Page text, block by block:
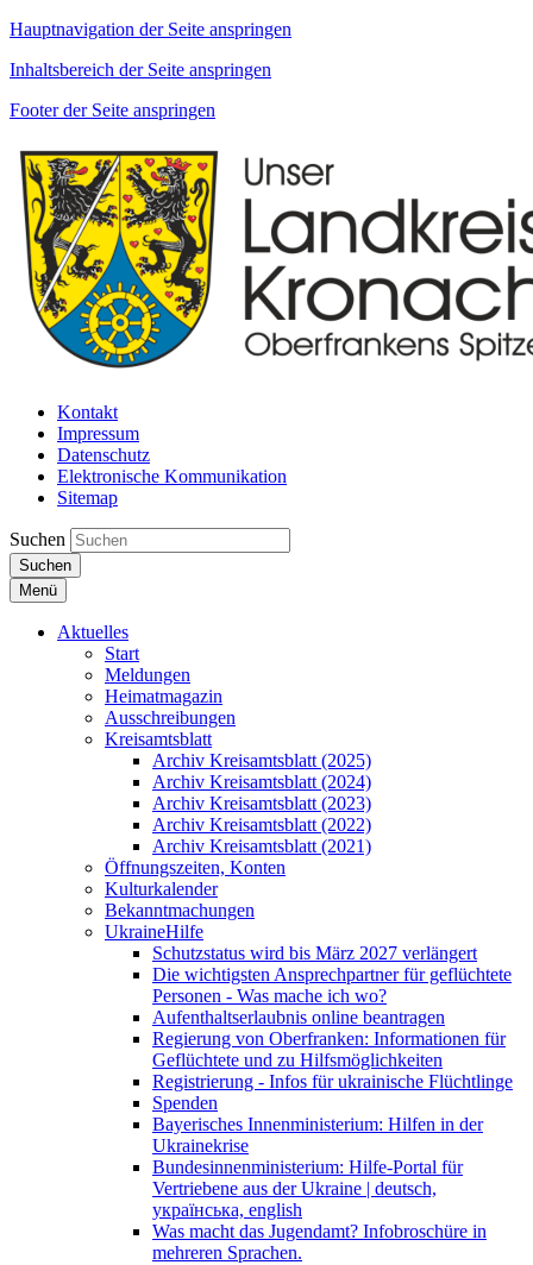
Hauptnavigation der Seite anspringen
Inhaltsbereich der Seite anspringen
Footer der Seite anspringen
Kontakt
Impressum
Datenschutz
Elektronische Kommunikation
Sitemap
Suchen
Suchen
Menü
Aktuelles
Start
Meldungen
Heimatmagazin
Ausschreibungen
Kreisamtsblatt
Archiv Kreisamtsblatt (2025)
Archiv Kreisamtsblatt (2024)
Archiv Kreisamtsblatt (2023)
Archiv Kreisamtsblatt (2022)
Archiv Kreisamtsblatt (2021)
Öffnungszeiten, Konten
Kulturkalender
Bekanntmachungen
UkraineHilfe
Schutzstatus wird bis März 2027 verlängert
Die wichtigsten Ansprechpartner für geflüchtete
Personen - Was mache ich wo?
Aufenthaltserlaubnis online beantragen
Regierung von Oberfranken: Informationen für
Geflüchtete und zu Hilfsmöglichkeiten
Registrierung - Infos für ukrainische Flüchtlinge
Spenden
Bayerisches Innenministerium: Hilfen in der
Ukrainekrise
Bundesinnenministerium: Hilfe-Portal für
Vertriebene aus der Ukraine | deutsch,
українська, english
Was macht das Jugendamt? Infobroschüre in
mehreren Sprachen.